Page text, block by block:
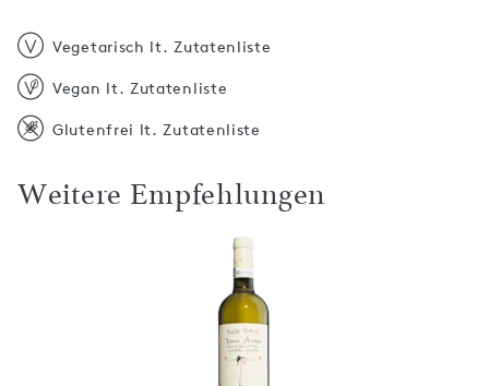
Vegetarisch lt. Zutatenliste
Vegan lt. Zutatenliste
Glutenfrei lt. Zutatenliste
Weitere Empfehlungen